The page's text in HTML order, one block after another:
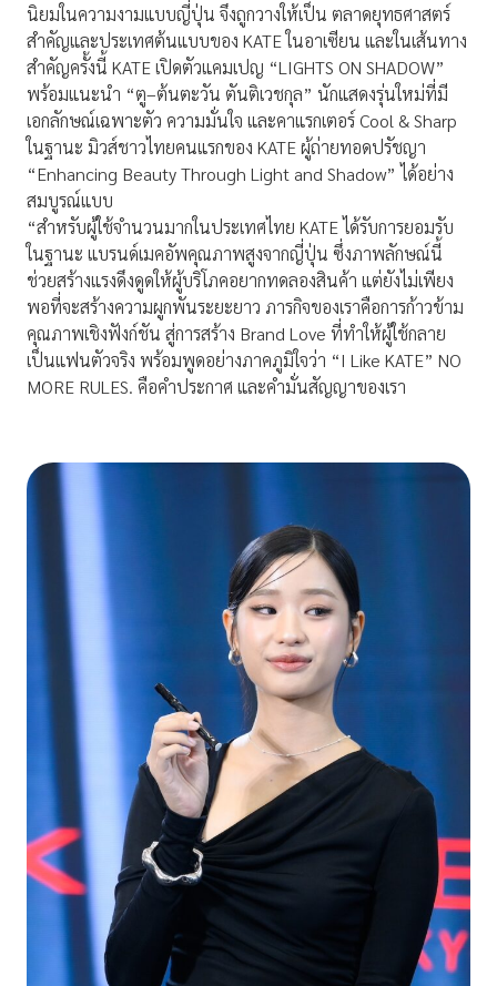
นิยมในความงามแบบญี่ปุ่น จึงถูกวางให้เป็น ตลาดยุทธศาสตร์
สำคัญและประเทศต้นแบบของ KATE ในอาเซียน และในเส้นทาง
สำคัญครั้งนี้ KATE เปิดตัวแคมเปญ “LIGHTS ON SHADOW”
พร้อมแนะนำ “ตู–ต้นตะวัน ตันติเวชกุล” นักแสดงรุ่นใหม่ที่มี
เอกลักษณ์เฉพาะตัว ความมั่นใจ และคาแรกเตอร์ Cool & Sharp
ในฐานะ มิวส์ชาวไทยคนแรกของ KATE ผู้ถ่ายทอดปรัชญา
“Enhancing Beauty Through Light and Shadow” ได้อย่าง
สมบูรณ์แบบ
“สำหรับผู้ใช้จำนวนมากในประเทศไทย KATE ได้รับการยอมรับ
ในฐานะ แบรนด์เมคอัพคุณภาพสูงจากญี่ปุ่น ซึ่งภาพลักษณ์นี้
ช่วยสร้างแรงดึงดูดให้ผู้บริโภคอยากทดลองสินค้า แต่ยังไม่เพียง
พอที่จะสร้างความผูกพันระยะยาว ภารกิจของเราคือการก้าวข้าม
คุณภาพเชิงฟังก์ชัน สู่การสร้าง Brand Love ที่ทำให้ผู้ใช้กลาย
เป็นแฟนตัวจริง พร้อมพูดอย่างภาคภูมิใจว่า “I Like KATE” NO
MORE RULES. คือคำประกาศ และคำมั่นสัญญาของเรา